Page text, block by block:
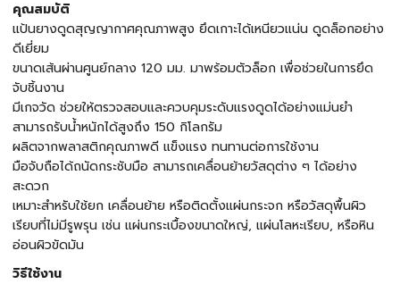
คุณสมบัติ
แป้นยางดูดสุญญากาศคุณภาพสูง ยึดเกาะได้เหนียวแน่น ดูดล็อกอย่าง
ดีเยี่ยม
ขนาดเส้นผ่านศูนย์กลาง 120 มม. มาพร้อมตัวล็อก เพื่อช่วยในการยึด
จับชิ้นงาน
มีเกจวัด ช่วยให้ตรวจสอบและควบคุมระดับแรงดูดได้อย่างแม่นยำ
สามารถรับน้ำหนักได้สูงถึง 150 กิโลกรัม
ผลิตจากพลาสติกคุณภาพดี แข็งแรง ทนทานต่อการใช้งาน
มือจับถือได้ถนัดกระชับมือ สามารถเคลื่อนย้ายวัสดุต่าง ๆ ได้อย่าง
สะดวก
เหมาะสำหรับใช้ยก เคลื่อนย้าย หรือติดตั้งแผ่นกระจก หรือวัสดุพื้นผิว
เรียบที่ไม่มีรูพรุน เช่น แผ่นกระเบื้องขนาดใหญ่, แผ่นโลหะเรียบ, หรือหิน
อ่อนผิวขัดมัน
วิธีใช้งาน